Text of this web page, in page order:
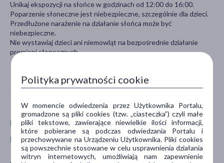
Pokaż wszystkie produkty SVR
Pokaż wszystkie produkty linii Sun Secure marki SVR
Unikaj ekspozycji na słońce w godzinach od 12:00 do 16:00.
Poparzenie słoneczne jest niebezpieczne, szczególnie dla dzieci.
Przedłużone narażenie na działanie słońca może być
niebezpieczne.
Nie wystawiaj dzieci ani niemowląt na bezpośrednie działanie
promieni słonecznych.
Polityka prywatności cookie
W momencie odwiedzenia przez Użytkownika Portalu,
gromadzone są pliki cookies (tzw. „ciasteczka”) czyli małe
pliki tekstowe, zawierające niewielkie ilości informacji,
które pobierane są podczas odwiedzania Portalu i
przechowywane na Urządzeniu Użytkownika. Pliki cookies
są powszechnie stosowane w celu usprawnienia działania
witryn internetowych, umożliwiają nam zapewnienie